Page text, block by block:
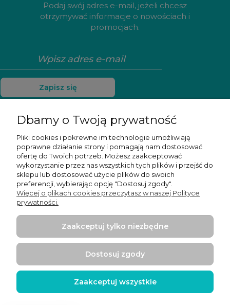
Podaj swój adres e-mail, jeżeli chcesz
otrzymywać informacje o nowościach i
promocjach.
Zapisz się
Pomoc
Moje konto
Płatności i dostawa
Informacje
Projekt i wykonanie:Ecommercy.pl
Dbamy o Twoją prywatność
Pliki cookies i pokrewne im technologie umożliwiają
poprawne działanie strony i pomagają nam dostosować
ofertę do Twoich potrzeb. Możesz zaakceptować
wykorzystanie przez nas wszystkich tych plików i przejść do
sklepu lub dostosować użycie plików do swoich
preferencji, wybierając opcję "Dostosuj zgody".
Więcej o plikach cookies przeczytasz w naszej Polityce
prywatności.
Zaakceptuj tylko niezbędne
Dostosuj zgody
Zaakceptuj wszystkie